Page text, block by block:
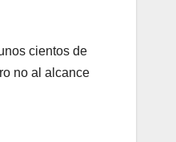
cientos de
no al alcance